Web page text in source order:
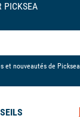
PICKSEA
et nouveautés de Picksea